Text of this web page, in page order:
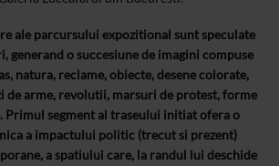
ale parcursului expozitional sunt speculate
generand o succesiune de imagini compuse
natura, reclame, obiecte, desene colorate,
de arme, revolutii, marsuri de protest, forme
Primul segment al traseului initiat ofera o
a impactului politic (trecut si prezent)
a spatiului care, la randul lui deschide